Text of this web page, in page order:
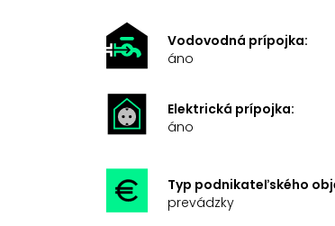
Vodovodná prípojka:
áno
Elektrická prípojka:
áno
Typ podnikateľského
prevádzky